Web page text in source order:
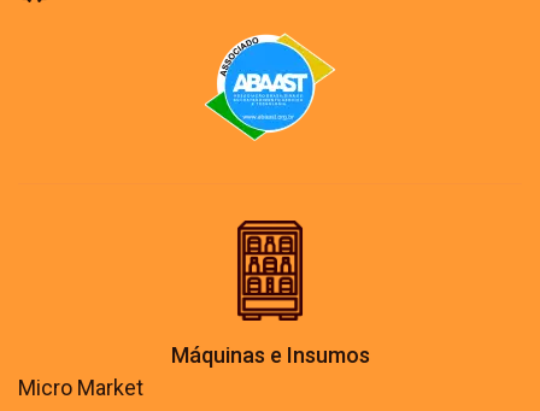
Máquinas e Insumos
Micro Market